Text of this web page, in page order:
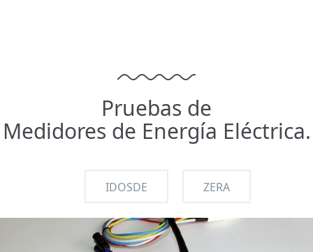
Pruebas de
Medidores de Energía Eléctrica.
IDOSDE ZERA